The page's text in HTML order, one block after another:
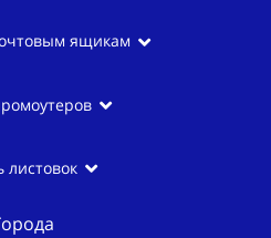
ящикам
листовок